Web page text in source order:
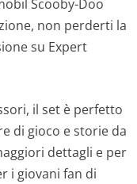
Scooby-Doo
non perderti la
su Expert
il set è perfetto
di gioco e storie da
dettagli e per
i giovani fan di